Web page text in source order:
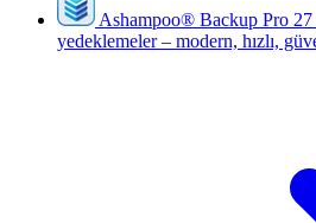
Ashampoo® Backup Pro 27
yedeklemeler – modern, hızlı,